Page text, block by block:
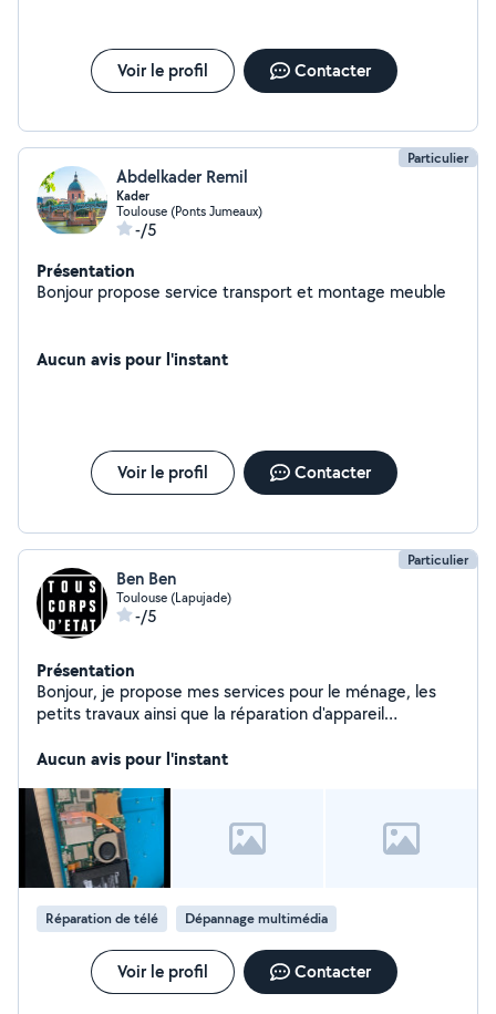
Voir le profil Contacter
Particulier
Abdelkader Remil
Kader
Toulouse (Ponts Jumeaux)
-/5
Présentation
Bonjour propose service transport et montage meuble
Aucun avis pour l'instant
Voir le profil Contacter
Particulier
Ben Ben
Toulouse (Lapujade)
-/5
Présentation
Bonjour, je propose mes services pour le ménage, les
petits travaux ainsi que la réparation d'appareil
rapidement. Je n'ai pas encore d avis je suis nouveau
Aucun avis pour l'instant
Réparation de télé Dépannage multimédia
Voir le profil Contacter